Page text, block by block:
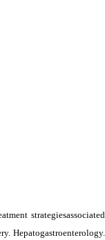
strategiesassociated
Hepatogastroenterology.